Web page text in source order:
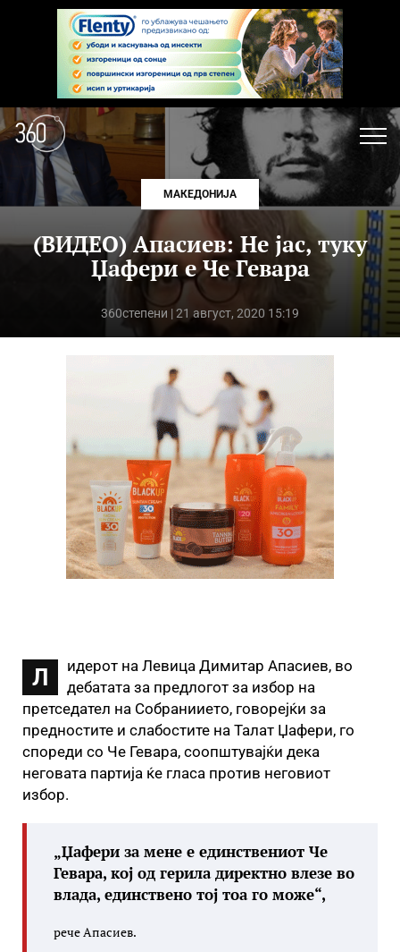
МАКЕДОНИЈА
(ВИДЕО) Апасиев: Не јас, туку
Џафери е Че Гевара
360степени | 21 август, 2020 15:19
Л
идерот на Левица Димитар Апасиев, во
дебатата за предлогот за избор на
претседател на Собраниието, говорејќи за
предностите и слабостите на Талат Џафери, го
спореди со Че Гевара, соопштувајќи дека
неговата партија ќе гласа против неговиот
избор.
„Џафери за мене е единствениот Че
Гевара, кој од герила директно влезе во
влада, единствено тој тоа го може“,
рече Апасиев.